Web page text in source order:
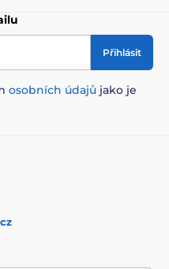
Přihlásit
osobních údajů jako je